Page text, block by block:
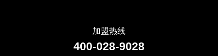
加盟热线
400-028-9028